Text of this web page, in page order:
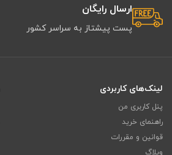
ارسال رایگان
پست پیشتاز به سراسر کشور
لینک‌های کاربردی
پنل کاربری من
راهنمای خرید
قوانین و مقررات
وبلاگ